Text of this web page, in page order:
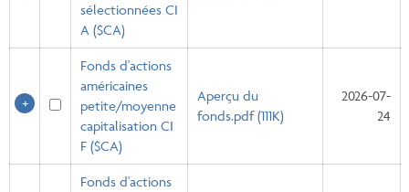
sélectionnées CI
A ($CA)
Fonds d'actions
américaines
petite/moyenne
capitalisation CI
F ($CA)
Aperçu du
fonds.pdf (111K)
2026-07-
24
Fonds d'actions